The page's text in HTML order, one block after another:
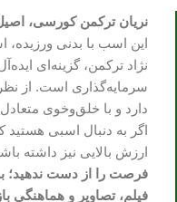
نریان ترکمن کورسی،
این اسب با بدنی
نژاد ترکمن، گزینه‌ای
سرمایه‌گذاری است. از
دارد و با خلق‌وخوی
اگر به دنبال اسبی هستید
ارزش بالایی نیز داشته
فرصت را از دست ندهید؛
فیلم، تصاویر و هماهنگی